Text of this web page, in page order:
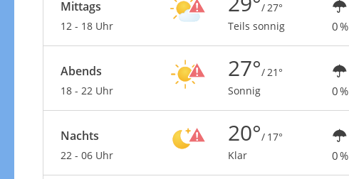
Mittags
12 - 18 Uhr
/ 27°
Teils sonnig
0 %
Abends
18 - 22 Uhr
27°/ 21°
Sonnig
0 %
Nachts
22 - 06 Uhr
20°/ 17°
Klar
0 %